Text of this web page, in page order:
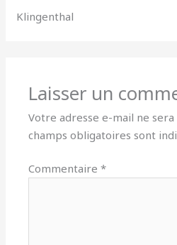
Klingenthal
Laisser un
Votre adresse e-mail ne sera
champs obligatoires sont
Commentaire*